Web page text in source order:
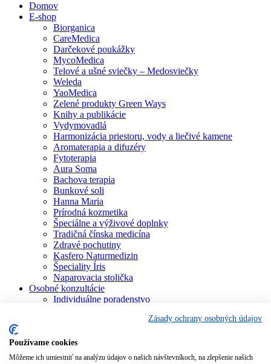
Domov
E-shop
Biorganica
CareMedica
Darčekové poukážky
MycoMedica
Telové a ušné sviečky – Medosviečky
Weleda
YaoMedica
Zelené produkty Green Ways
Knihy a publikácie
Vydymovadlá
Harmonizácia priestoru, vody a liečivé kamene
Aromaterapia a difuzéry
Fytoterapia
Aura Soma
Bachova terapia
Bunkové soli
Hanna Maria
Prírodná kozmetika
Špeciálne a výživové doplnky
Tradičná čínska medicína
Zdravé pochutiny
Kasfero Naturmedizin
Špeciality Íris
Naparovacia stolička
Osobné konzultácie
Individuálne poradenstvo
Aromaterapia
Homeopatia
Zásady ochrany osobných údajov
Používame cookies
Môžeme ich umiestniť na analýzu údajov o našich návštevníkoch, na zlepšenie našich